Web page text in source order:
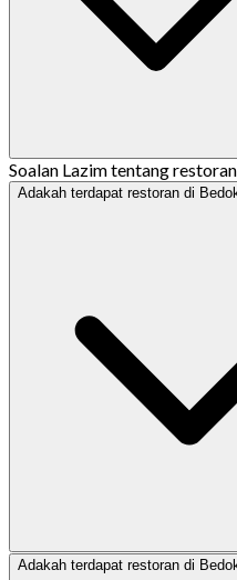
Soalan Lazim tentang
Adakah terdapat restoran di
Adakah terdapat restoran di